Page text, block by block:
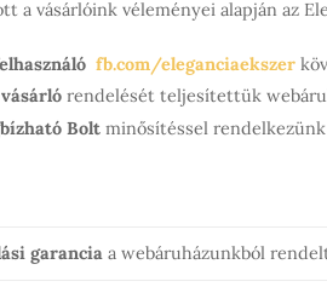
a vásárlóink véleményei alapján az
fb.com/eleganciaekszer
rendelését teljesítettük
Bolt minősítéssel rendelkezünk
garanciaa webáruházunkból